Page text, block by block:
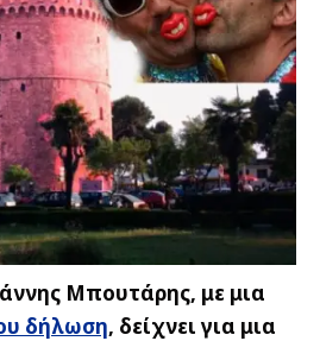
Μπουτάρης, με μια
δήλωση, δείχνει για μια